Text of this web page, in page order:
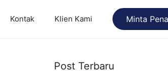
Kontak Klien Kami Minta
Post Terbaru